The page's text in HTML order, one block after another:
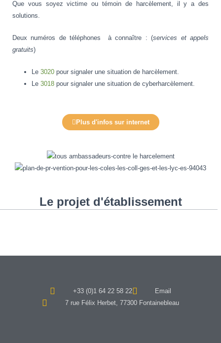
Que vous soyez victime ou témoin de harcèlement, il y a des
solutions.
Deux numéros de téléphones à connaître : (services et appels
gratuits)
Le 3020 pour signaler une situation de harcèlement.
Le 3018 pour signaler une situation de cyberharcèlement.
Plus d'infos sur internet
Le projet d'établissement
+33 (0)1 64 22 58 22
Email
7 rue Félix Herbet, 77300 Fontainebleau